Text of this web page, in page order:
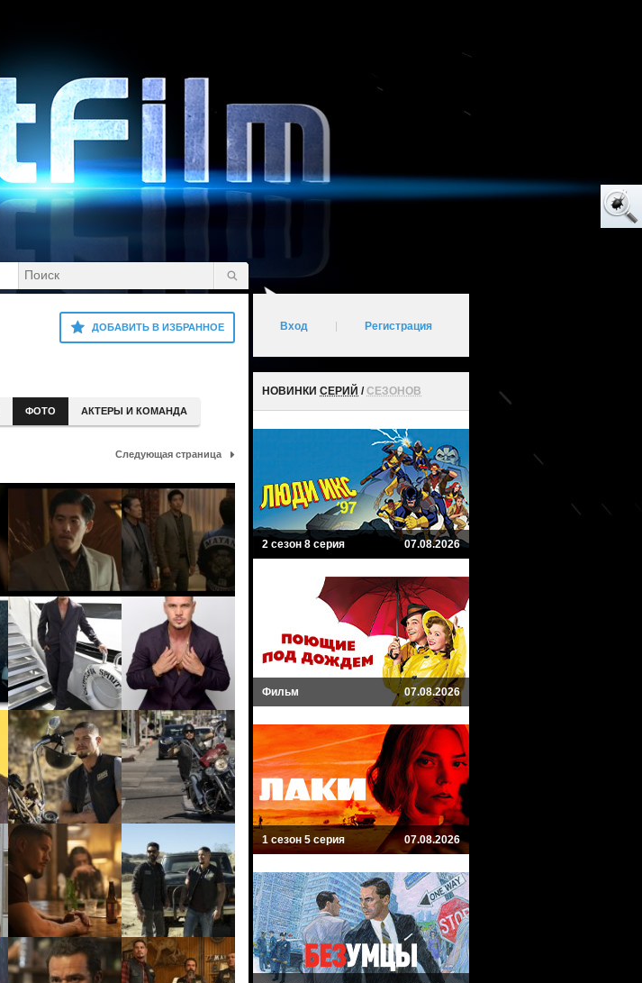
ДОБАВИТЬ В ИЗБРАННОЕ
ФОТО АКТЕРЫ И КОМАНДА
Следующая страница
Вход Регистрация
НОВИНКИ СЕРИЙ /СЕЗОНОВ
2 сезон 8 серия 07.08.2026
Фильм 07.08.2026
1 сезон 5 серия 07.08.2026